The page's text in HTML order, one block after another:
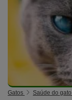
Gatos Saúde do